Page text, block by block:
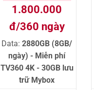
1.800.000
đ/360 ngày
Data:2880GB (8GB/
ngày) - Miễn phí
TV360 4K - 30GB lưu
trữ Mybox